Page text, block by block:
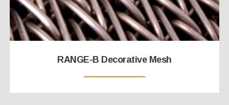
RANGE-B Decorative Mesh